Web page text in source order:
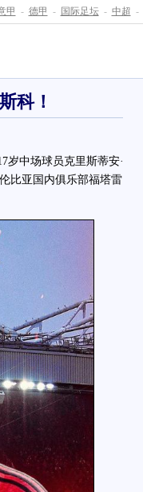
甲 - 德甲 - 国际足坛 - 中超 -
科！
岁中场球员克里斯蒂安·
比亚国内俱乐部福塔雷